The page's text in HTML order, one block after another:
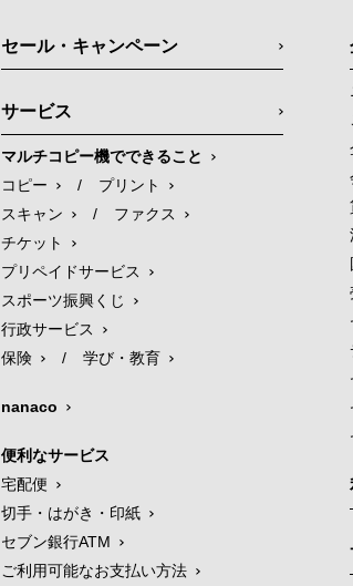
セール・キャンペーン
サービス
マルチコピー機でできること
コピー
/
プリント
スキャン
/
ファクス
チケット
プリペイドサービス
スポーツ振興くじ
行政サービス
保険
/ 学び・教育
nanaco
便利なサービス
宅配便
切手・はがき・印紙
セブン銀行ATM
ご利用可能なお支払い方法